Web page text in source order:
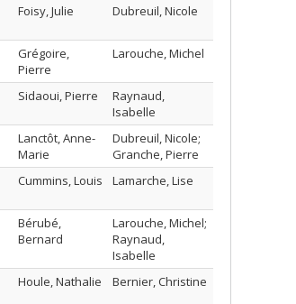
Foisy, Julie Dubreuil, Nicole
Grégoire,
Pierre
Larouche, Michel
Sidaoui, Pierre
Raynaud,
Isabelle
Lanctôt, Anne-
Marie
Dubreuil, Nicole;
Granche, Pierre
Cummins, Louis Lamarche, Lise
Bérubé,
Bernard
Larouche, Michel;
Raynaud,
Isabelle
Houle, Nathalie Bernier, Christine